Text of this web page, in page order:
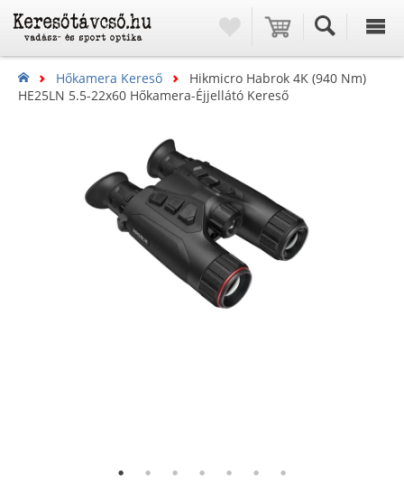
Hőkamera Kereső
Hikmicro Habrok 4K (940 Nm)
HE25LN 5.5-22x60 Hőkamera-Éjjellátó Kereső